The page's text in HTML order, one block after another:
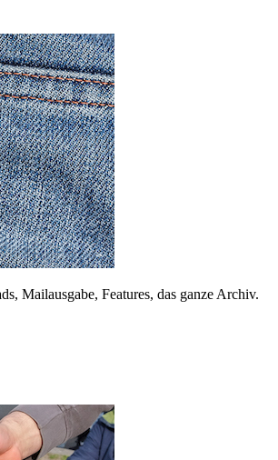
Mailausgabe, Features, das ganze Archiv.